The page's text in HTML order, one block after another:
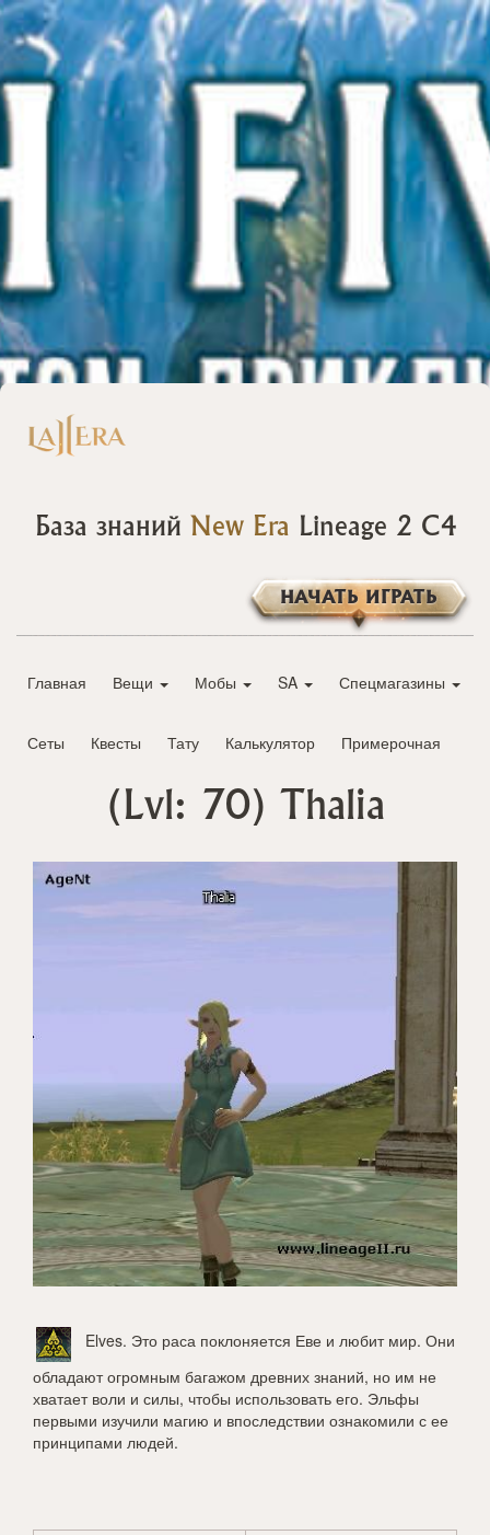
База знаний New Era Lineage 2 C4
НАЧАТЬ ИГРАТЬ
Главная Вещи Мобы SA Спецмагазины
Сеты Квесты Тату Калькулятор Примерочная
(Lvl: 70) Thalia
Elves. Это раса поклоняется Еве и любит мир. Они
обладают огромным багажом древних знаний, но им не
хватает воли и силы, чтобы использовать его. Эльфы
первыми изучили магию и впоследствии ознакомили с ее
принципами людей.